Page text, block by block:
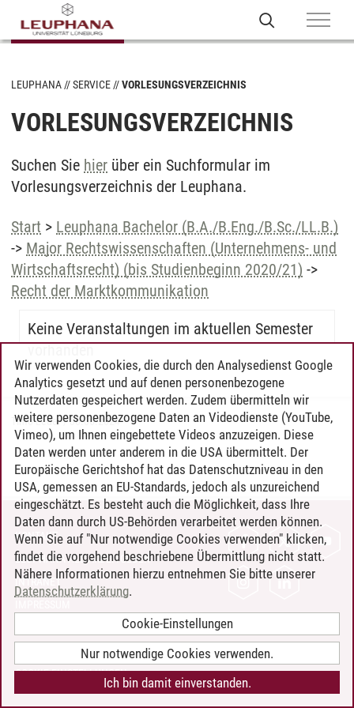
LEUPHANA SERVICE VORLESUNGSVERZEICHNIS
VORLESUNGSVERZEICHNIS
Suchen Sie hier über ein Suchformular im
Vorlesungsverzeichnis der Leuphana.
Start > Leuphana Bachelor (B.A./B.Eng./B.Sc./LL.B.)
-> Major Rechtswissenschaften (Unternehmens- und
Wirtschaftsrecht) (bis Studienbeginn 2020/21) ->
Recht der Marktkommunikation
Keine Veranstaltungen im aktuellen Semester
vorhanden
Timo Leder/30.06.2024
KONTAKT
LEUPHANA ALS ARBEITGEBER
INTRANET
BARRIEREFREIHEIT
COOKIE-EINSTELLUNGEN
Wir verwenden Cookies, die durch den Analysedienst Google
Analytics gesetzt und auf denen personenbezogene
Nutzerdaten gespeichert werden. Zudem übermitteln wir
weitere personenbezogene Daten an Videodienste (YouTube,
Vimeo), um Ihnen eingebettete Videos anzuzeigen. Diese
Daten werden unter anderem in die USA übermittelt. Der
Europäische Gerichtshof hat das Datenschutzniveau in den
USA, gemessen an EU-Standards, jedoch als unzureichend
eingeschätzt. Es besteht auch die Möglichkeit, dass Ihre
Daten dann durch US-Behörden verarbeitet werden können.
Wenn Sie auf "Nur notwendige Cookies verwenden" klicken,
findet die vorgehend beschriebene Übermittlung nicht statt.
Nähere Informationen hierzu entnehmen Sie bitte unserer
Datenschutzerklärung.
Cookie-Einstellungen
Nur notwendige Cookies verwenden.
Ich bin damit einverstanden.